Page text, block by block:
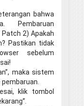
bahwa
Pembaruan
2) Apakah
Pastikan tidak
sebelum
maka sistem
klik tombol